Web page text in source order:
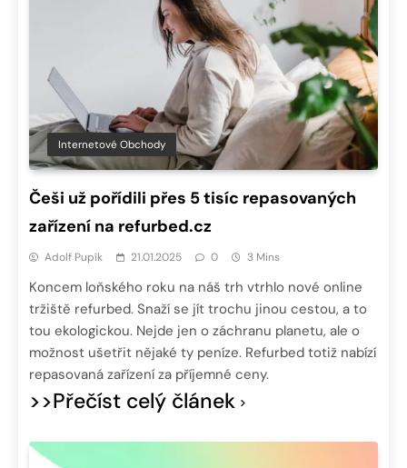
Internetové Obchody
Češi už pořídili přes 5 tisíc repasovaných
zařízení na refurbed.cz
Adolf Pupík 21.01.2025 0 3 Mins
Koncem loňského roku na náš trh vtrhlo nové online
tržiště refurbed. Snaží se jít trochu jinou cestou, a to
tou ekologickou. Nejde jen o záchranu planetu, ale o
možnost ušetřit nějaké ty peníze. Refurbed totiž nabízí
repasovaná zařízení za příjemné ceny.
>>Přečíst celý článek